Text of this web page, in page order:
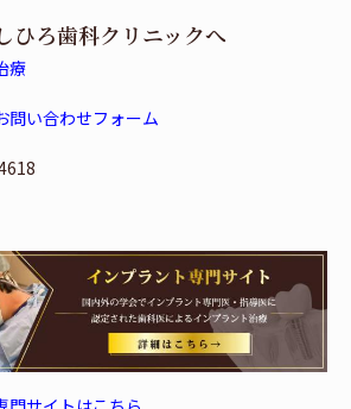
ひろ歯科クリニックへ
療
問い合わせフォーム